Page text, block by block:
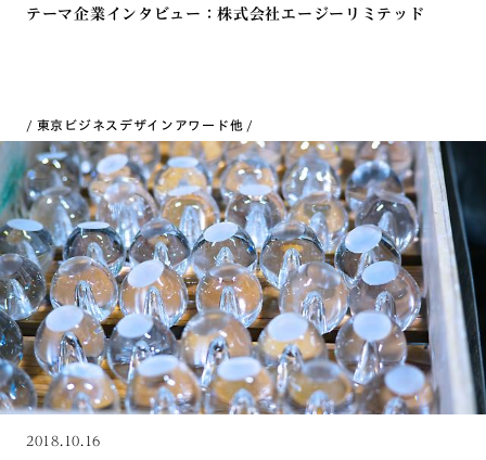
テーマ企業インタビュー：株式会社エージーリミテッド
東京ビジネスデザインアワード他
2018.10.16